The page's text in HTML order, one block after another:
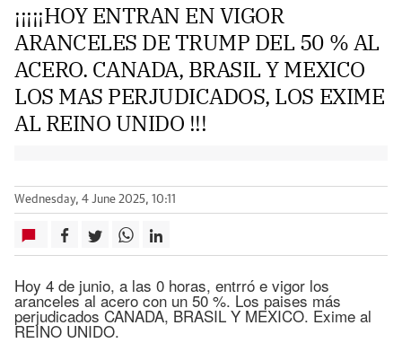
¡¡¡¡¡HOY ENTRAN EN VIGOR
ARANCELES DE TRUMP DEL 50 % AL
ACERO. CANADA, BRASIL Y MEXICO
LOS MAS PERJUDICADOS, LOS EXIME
AL REINO UNIDO !!!
Wednesday, 4 June 2025, 10:11
Hoy 4 de junio, a las 0 horas, entrró e vigor los
aranceles al acero con un 50 %. Los paises más
perjudicados CANADA, BRASIL Y MEXICO. Exime al
REINO UNIDO.